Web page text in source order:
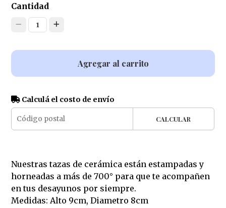
Cantidad
1
Agregar al carrito
Calculá el costo de envío
CALCULAR
Nuestras tazas de cerámica están estampadas y
horneadas a más de 700° para que te acompañen
en tus desayunos por siempre.
Medidas: Alto 9cm, Diametro 8cm